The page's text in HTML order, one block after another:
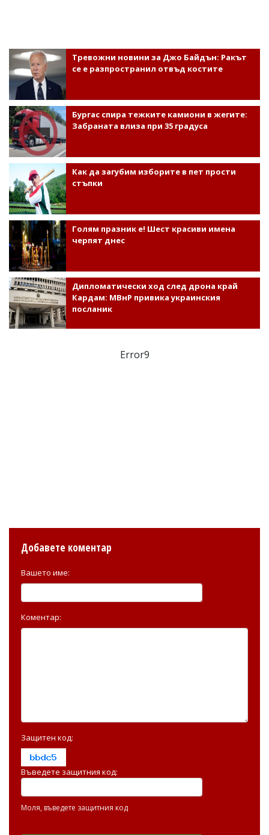
Тревожни новини за Джо Байдън: Ракът
се е разпространил отвъд костите
Бургас спира тежките камиони в жегите:
Забраната влиза при 35 градуса
Как да загубим изборите в пет прости
стъпки
Голям празник е! Шест красиви имена
черпят днес
Дипломатически ход след дрона край
Кардам: МВнР привика украинския
посланик
Error9
Добавете коментар
Вашето име:
Коментар:
Защитен код:
Въведете защитния код:
Моля, въведете защитния код